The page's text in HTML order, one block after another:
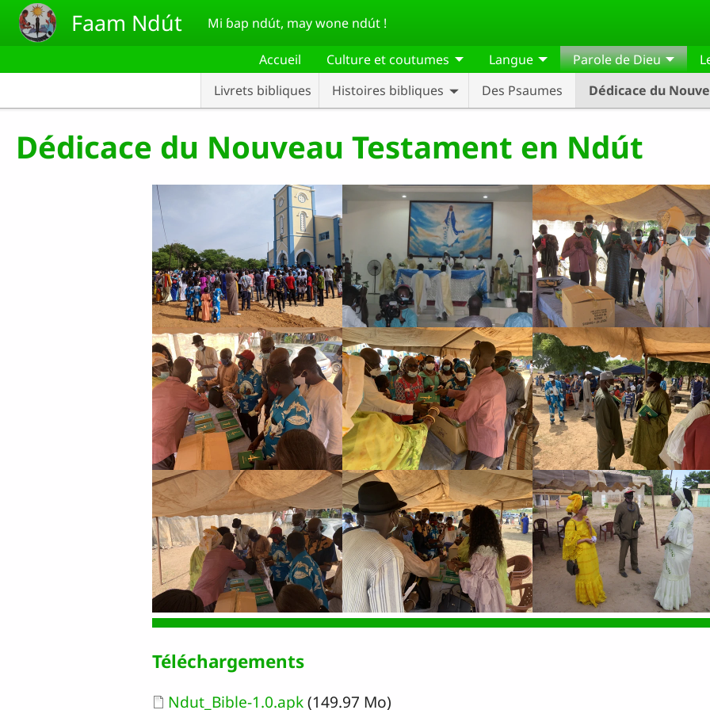
Aller au contenu principal
Faam Ndút Mi ɓap ndút, may wone ndút !
Accueil Culture et coutumes Langue
Parole de Dieu
Livrets bibliques
Histoires bibliques Des Psaumes Dédicace du
Dédicace du Nouveau Testament en Ndút
Téléchargements
Document
Ndut_Bible-1.0.apk(149.97 Mo)